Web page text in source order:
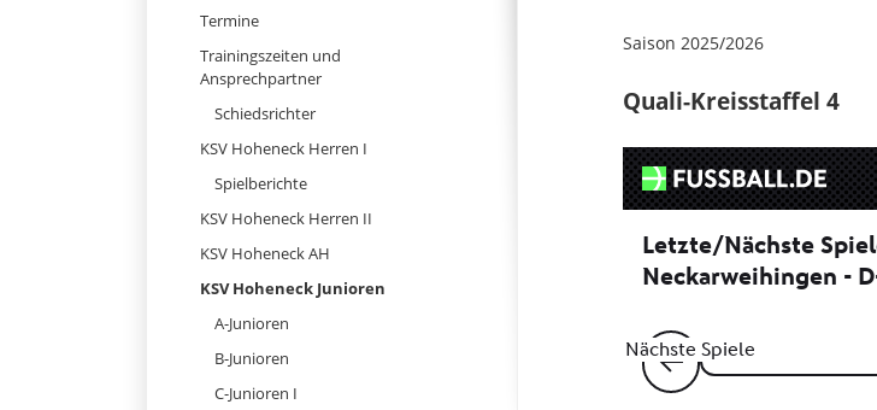
Termine
Trainingszeiten und
Ansprechpartner
Schiedsrichter
KSV Hoheneck Herren I
Spielberichte
KSV Hoheneck Herren II
KSV Hoheneck AH
KSV Hoheneck Junioren
A-Junioren
B-Junioren
C-Junioren I
Saison 2025/2026
Quali-Kreisstaffel 4